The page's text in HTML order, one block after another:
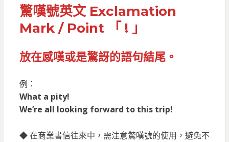
驚嘆號英文 Exclamation
Mark / Point 「 ! 」
放在感嘆或是驚訝的語句結尾。
例：
What a pity!
We’re all looking forward to this trip!
◆ 在商業書信往來中，需注意驚嘆號的使用，避免不